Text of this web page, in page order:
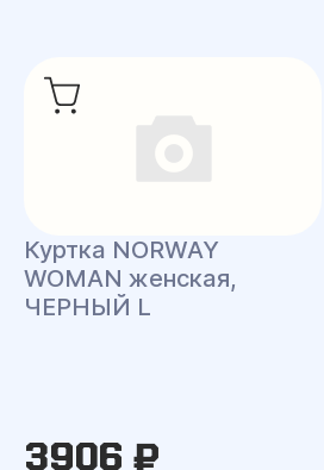
Куртка NORWAY
WOMAN женская,
ЧЕРНЫЙ L
3906 ₽